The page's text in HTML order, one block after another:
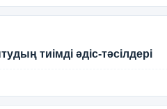
тиімді әдіс-тәсілдері